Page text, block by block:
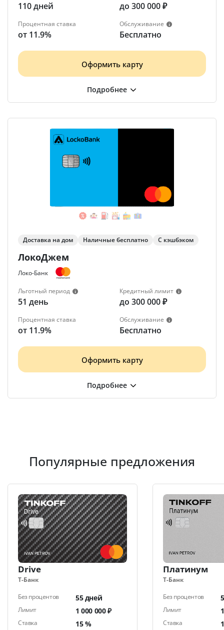
110 дней до 300 000 ₽
Процентная ставка
от 11.9%
Обслуживание
Бесплатно
Оформить карту
ЛокоДжем
Доставка на дом Наличные бесплатно С кэшбэком
Локо-Банк
Льготный период
51 день
Кредитный лимит
до 300 000 ₽
Процентная ставка
от 11.9%
Обслуживание
Бесплатно
Оформить карту
Популярные предложения
Drive
Т-Банк
Без процентов
55 дней
Лимит 1 000 000 ₽
Ставка 15 %
Платинум
Т-Банк
Без процентов
Лимит
Ставка